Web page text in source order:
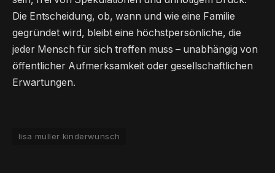
Die Entscheidung, ob, wann und wie eine Familie
gegründet wird, bleibt eine höchstpersönliche, die
jeder Mensch für sich treffen muss – unabhängig von
öffentlicher Aufmerksamkeit oder gesellschaftlichen
Erwartungen.
lisa müller kinderwunsch